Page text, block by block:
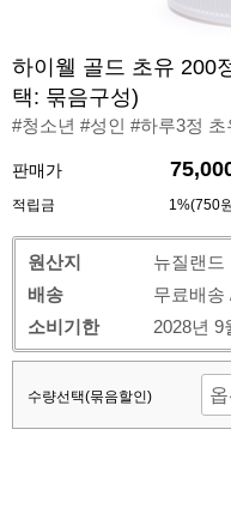
하이웰 골드 초유 200
택: 묶음구성)
#청소년 #성인 #하루3정 초
판매가
적립금 1%(750
원산지
뉴질랜드
배송
무료배송
소비기한
2028년 9
수량선택(묶음할인)